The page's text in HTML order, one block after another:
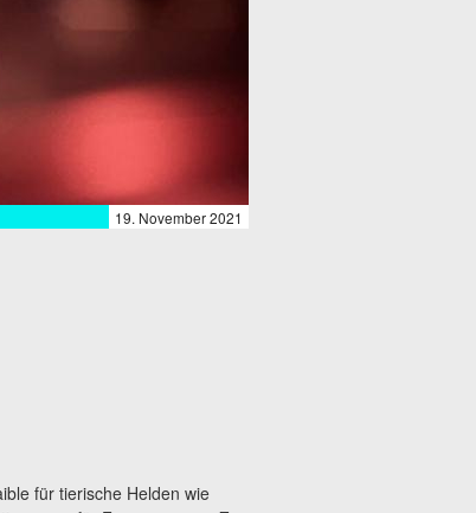
19. November 2021
für tierische Helden wie